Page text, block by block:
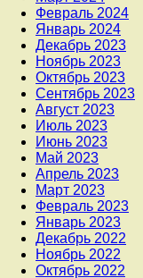
Февраль 2024
Январь 2024
Декабрь 2023
Ноябрь 2023
Октябрь 2023
Сентябрь 2023
Август 2023
Июль 2023
Июнь 2023
Май 2023
Апрель 2023
Март 2023
Февраль 2023
Январь 2023
Декабрь 2022
Ноябрь 2022
Октябрь 2022